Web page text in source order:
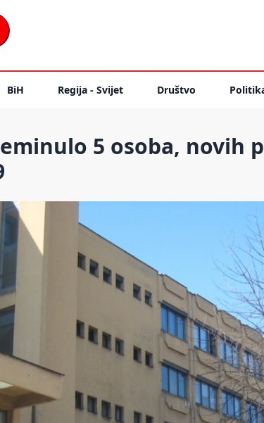
BiH Regija - Svijet Društvo
5 osoba, novih